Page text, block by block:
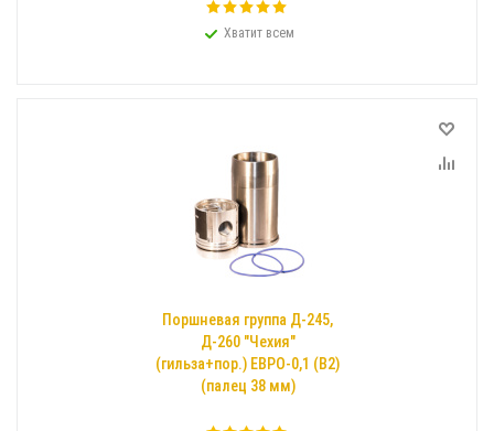
Хватит всем
Поршневая группа Д-245,
Д-260 "Чехия"
(гильза+пор.) ЕВРО-0,1 (В2)
(палец 38 мм)